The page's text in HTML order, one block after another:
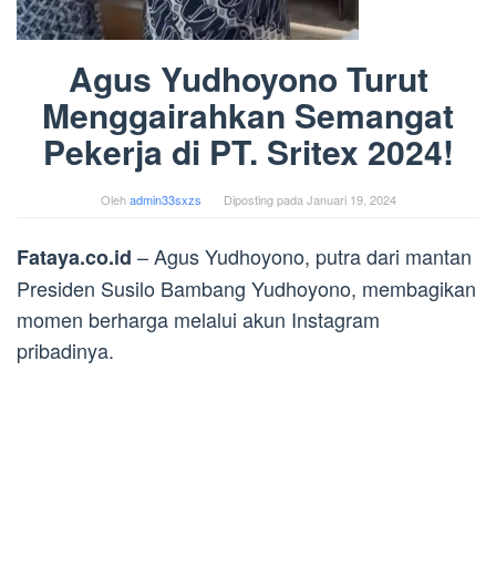
Agus Yudhoyono Turut
Menggairahkan Semangat
Pekerja di PT. Sritex 2024!
Olehadmin33sxzs Diposting pada Januari 19, 2024
Fataya.co.id – Agus Yudhoyono, putra dari mantan
Presiden Susilo Bambang Yudhoyono, membagikan
momen berharga melalui akun Instagram
pribadinya.